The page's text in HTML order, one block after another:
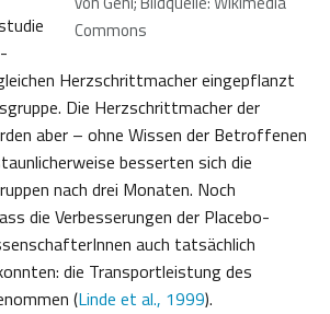
Commons
Herzschrittmacher eingepflanzt
Die Herzschrittmacher der
aber – ohne Wissen der Betroffenen
besserten sich die
nach drei Monaten. Noch
die Verbesserungen der Placebo-
auch tatsächlich
die Transportleistung des
(Linde et al., 1999).